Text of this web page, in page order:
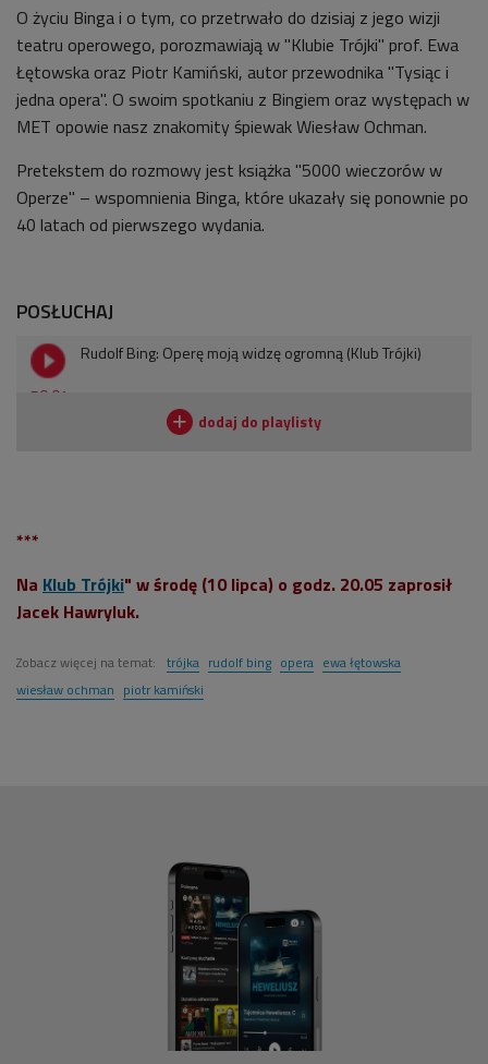
O życiu Binga i o tym, co przetrwało do dzisiaj z jego wizji
teatru operowego, porozmawiają w "Klubie Trójki" prof. Ewa
Łętowska oraz Piotr Kamiński, autor przewodnika "Tysiąc i
jedna opera". O swoim spotkaniu z Bingiem oraz występach w
MET opowie nasz znakomity śpiewak Wiesław Ochman.
Pretekstem do rozmowy jest książka "5000 wieczorów w
Operze" – wspomnienia Binga, które ukazały się ponownie po
40 latach od pierwszego wydania.
POSŁUCHAJ
50:01
Rudolf Bing: Operę moją widzę ogromną (Klub Trójki)
***
Na Klub Trójki" w środę (10 lipca) o godz. 20.05 zaprosił
Jacek Hawryluk.
Zobacz więcej na temat: trójka rudolf bing opera ewa łętowska
wiesław ochman piotr kamiński